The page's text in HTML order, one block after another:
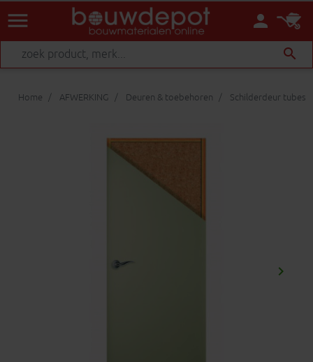
person
menu
search
Home AFWERKING Deuren & toebehoren Schilderdeur
keyboard_arrow_right